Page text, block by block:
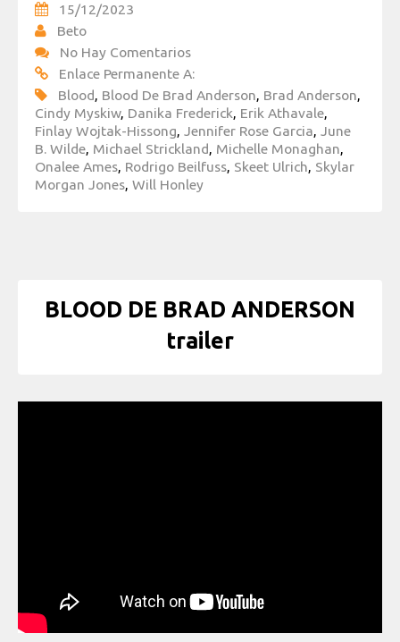
15/12/2023
Beto
No Hay Comentarios
Enlace Permanente A:
Blood, Blood De Brad Anderson, Brad Anderson,
Cindy Myskiw, Danika Frederick, Erik Athavale,
Finlay Wojtak-Hissong, Jennifer Rose Garcia, June
B. Wilde, Michael Strickland, Michelle Monaghan,
Onalee Ames, Rodrigo Beilfuss, Skeet Ulrich, Skylar
Morgan Jones, Will Honley
BLOOD DE BRAD ANDERSON
trailer